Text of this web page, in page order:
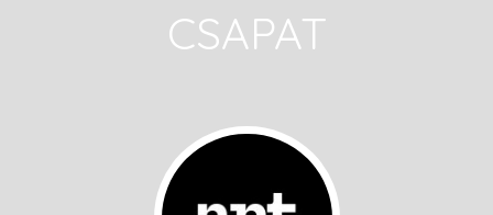
CSAPAT